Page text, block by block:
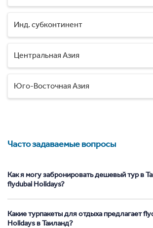
Инд. субконтинент
Центральная Азия
Юго-Восточная Азия
Часто задаваемые вопросы
Как я могу забронировать дешевый тур в
flydubai Holidays?
Какие турпакеты для отдыха предлагает
Holidays в Таиланд?